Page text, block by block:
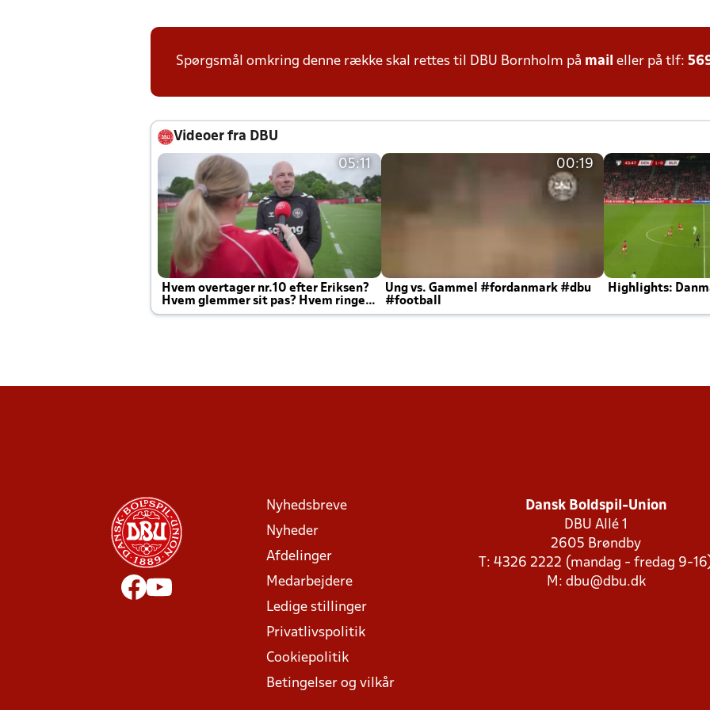
Spørgsmål omkring denne række skal rettes til DBU Bornholm på mail eller på tlf:
Videoer fra DBU
05:11
Hvem overtager nr.10 efter Eriksen?
Hvem glemmer sit pas? Hvem ringer
Joachim altid til efter kampe?
00:19
Ung vs. Gammel #fordanmark #dbu
#football
Highlights:
Nyhedsbreve
Nyheder
Afdelinger
Medarbejdere
Ledige stillinger
Privatlivspolitik
Cookiepolitik
Betingelser og vilkår
Dansk Boldspil-Union
DBU Allé 1
2605 Brøndby
T: 4326 2222 (mandag - fredag 9-
M: dbu@dbu.dk